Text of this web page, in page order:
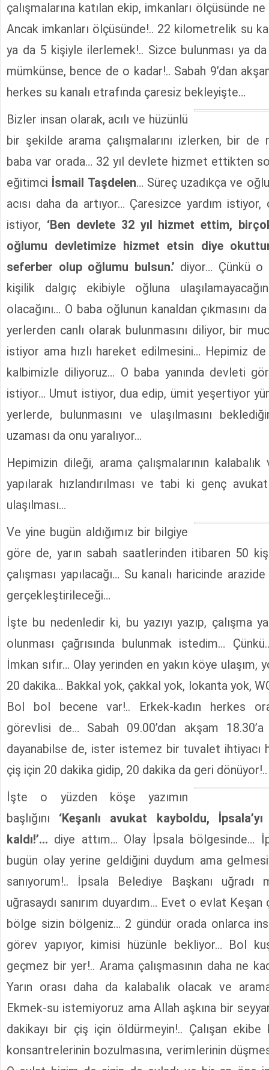
çalışmalarına katılan ekip, imkanları ölçüsünde
Ancak imkanları ölçüsünde!.. 22 kilometrelik su
ya da 5 kişiyle ilerlemek!.. Sizce bulunması ya da
mümkünse, bence de o kadar!.. Sabah 9’dan
herkes su kanalı etrafında çaresiz bekleyişte…
Bizler insan olarak, acılı ve hüzünlü
bir şekilde arama çalışmalarını izlerken, bir de
baba var orada… 32 yıl devlete hizmet ettikten
eğitimci İsmail Taşdelen… Süreç uzadıkça ve
acısı daha da artıyor… Çaresizce yardım istiyor,
istiyor, ‘Ben devlete 32 yıl hizmet ettim,
oğlumu devletimize hizmet etsin diye
seferber olup oğlumu bulsun.’ diyor… Çünkü
kişilik dalgıç ekibiyle oğluna
olacağını… O baba oğlunun kanaldan çıkmasını
yerlerden canlı olarak bulunmasını diliyor, bir
istiyor ama hızlı hareket edilmesini… Hepimiz
kalbimizle diliyoruz… O baba yanında devleti
istiyor… Umut istiyor, dua edip, ümit yeşertiyor
yerlerde, bulunmasını ve ulaşılmasını
uzaması da onu yaralıyor…
Hepimizin dileği, arama çalışmalarının
yapılarak hızlandırılması ve tabi ki genç
ulaşılması…
Ve yine bugün aldığımız bir bilgiye
göre de, yarın sabah saatlerinden itibaren 50
çalışması yapılacağı… Su kanalı haricinde
gerçekleştirileceği…
İşte bu nedenledir ki, bu yazıyı yazıp, çalışma
olunması çağrısında bulunmak istedim…
İmkan sıfır… Olay yerinden en yakın köye ulaşım,
20 dakika… Bakkal yok, çakkal yok, lokanta yok,
Bol bol becene var!.. Erkek-kadın herkes
görevlisi de… Sabah 09.00’dan akşam
dayanabilse de, ister istemez bir tuvalet ihtiyacı
çiş için 20 dakika gidip, 20 dakika da geri dönüyor!..
İşte o yüzden köşe yazımın
başlığını ‘Keşanlı avukat kayboldu,
kaldı!’… diye attım… Olay İpsala bölgesinde…
bugün olay yerine geldiğini duydum ama
sanıyorum!.. İpsala Belediye Başkanı uğradı
uğrasaydı sanırım duyardım… Evet o evlat Keşan
bölge sizin bölgeniz… 2 gündür orada onlarca
görev yapıyor, kimisi hüzünle bekliyor… Bol
geçmez bir yer!.. Arama çalışmasının daha ne
Yarın orası daha da kalabalık olacak ve
Ekmek-su istemiyoruz ama Allah aşkına bir
dakikayı bir çiş için öldürmeyin!.. Çalışan ekibe
konsantrelerinin bozulmasına, verimlerinin